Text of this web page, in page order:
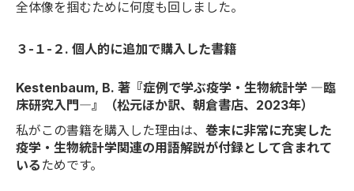
全体像を掴むために何度も回しました。
３-１-２. 個人的に追加で購入した書籍
Kestenbaum, B. 著『症例で学ぶ疫学・生物統計学 ―臨
床研究入門―』（松元ほか訳、朝倉書店、2023年）
私がこの書籍を購入した理由は、 巻末に非常に充実した
疫学・生物統計学関連の用語解説が付録として含まれて
いる ためです。